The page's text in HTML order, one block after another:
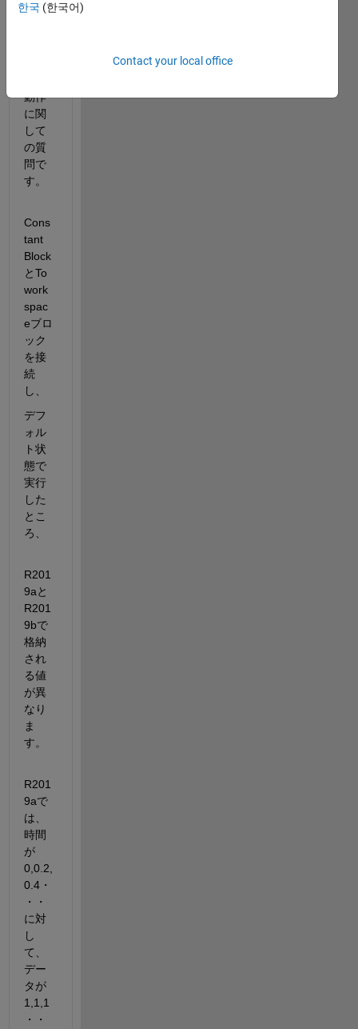
れる
動作
に関
して
の質
問で
す。
Cons
tant
Block
とTo
work
spac
eブロ
ック
を接
続
し、
デフ
ォル
ト状
態で
実行
した
とこ
ろ、
R201
9aと
R201
9bで
格納
され
る値
が異
なり
ま
す。
R201
9aで
は、
時間
が
0,0.2,
0.4・
・・
に対
し
て、
デー
タが
1,1,1
・・
한국 (한국어)
Contact your local office